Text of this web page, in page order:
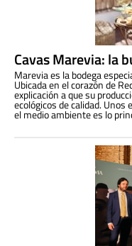
Cavas Marevia: la
Marevia es la bodega
Ubicada en el corazón de
explicación a que su
ecológicos de calidad.
el medio ambiente es lo